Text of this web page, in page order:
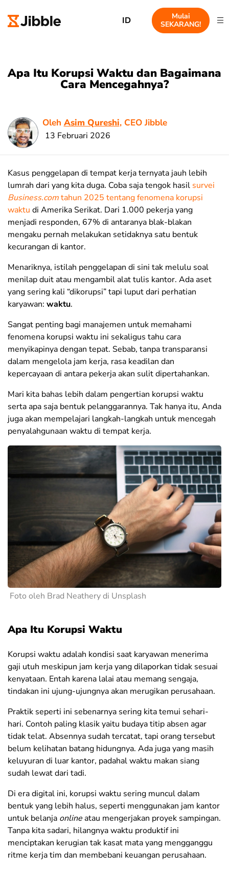
ID
Mulai
SEKARANG!
Apa Itu Korupsi Waktu dan Bagaimana
Cara Mencegahnya?
Oleh Asim Qureshi, CEO Jibble
13 Februari 2026
Kasus penggelapan di tempat kerja ternyata jauh lebih
lumrah dari yang kita duga. Coba saja tengok hasil survei
Business.comtahun 2025 tentang fenomena korupsi
waktu di Amerika Serikat. Dari 1.000 pekerja yang
menjadi responden, 67% di antaranya blak-blakan
mengaku pernah melakukan setidaknya satu bentuk
kecurangan di kantor.
Menariknya, istilah penggelapan di sini tak melulu soal
menilap duit atau mengambil alat tulis kantor. Ada aset
yang sering kali “dikorupsi” tapi luput dari perhatian
karyawan: waktu.
Sangat penting bagi manajemen untuk memahami
fenomena korupsi waktu ini sekaligus tahu cara
menyikapinya dengan tepat. Sebab, tanpa transparansi
dalam mengelola jam kerja, rasa keadilan dan
kepercayaan di antara pekerja akan sulit dipertahankan.
Mari kita bahas lebih dalam pengertian korupsi waktu
serta apa saja bentuk pelanggarannya. Tak hanya itu, Anda
juga akan mempelajari langkah-langkah untuk mencegah
penyalahgunaan waktu di tempat kerja.
Foto oleh Brad Neathery di Unsplash
Apa Itu Korupsi Waktu
Korupsi waktu adalah kondisi saat karyawan menerima
gaji utuh meskipun jam kerja yang dilaporkan tidak sesuai
kenyataan. Entah karena lalai atau memang sengaja,
tindakan ini ujung-ujungnya akan merugikan perusahaan.
Praktik seperti ini sebenarnya sering kita temui sehari-
hari. Contoh paling klasik yaitu budaya titip absen agar
tidak telat. Absennya sudah tercatat, tapi orang tersebut
belum kelihatan batang hidungnya. Ada juga yang masih
keluyuran di luar kantor, padahal waktu makan siang
sudah lewat dari tadi.
Di era digital ini, korupsi waktu sering muncul dalam
bentuk yang lebih halus, seperti menggunakan jam kantor
untuk belanja onlineatau mengerjakan proyek sampingan.
Tanpa kita sadari, hilangnya waktu produktif ini
menciptakan kerugian tak kasat mata yang mengganggu
ritme kerja tim dan membebani keuangan perusahaan.